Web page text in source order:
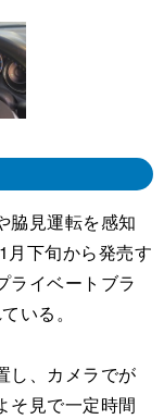
脇見運転を感知
下旬から発売す
ライベートブラ
いる。
し、カメラでが
そ見で一定時間